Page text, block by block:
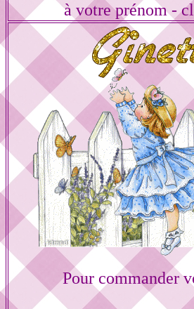
à votre prénom -
Pour commander